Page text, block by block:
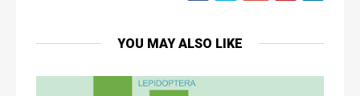
YOU MAY ALSO LIKE